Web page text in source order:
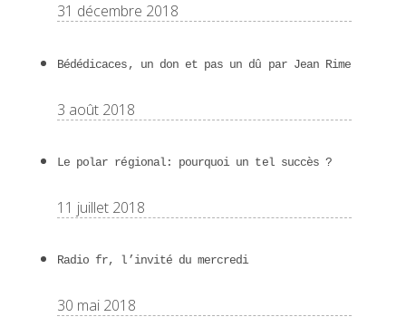
31 décembre 2018
Bédédicaces, un don et pas un dû par Jean Rime
3 août 2018
Le polar régional: pourquoi un tel succès ?
11 juillet 2018
Radio fr, l’invité du mercredi
30 mai 2018